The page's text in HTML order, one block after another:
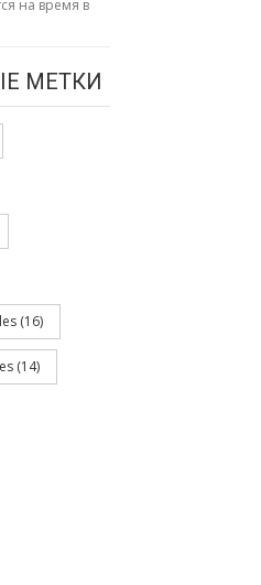
на время в
МЕТКИ
(16)
(14)